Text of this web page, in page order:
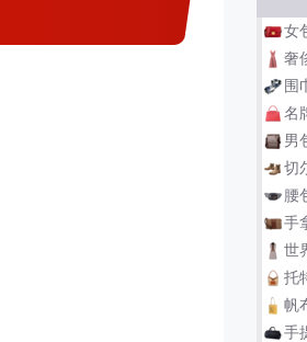
女
奢
围
名
男
切
腰
手
世
托
帆
手